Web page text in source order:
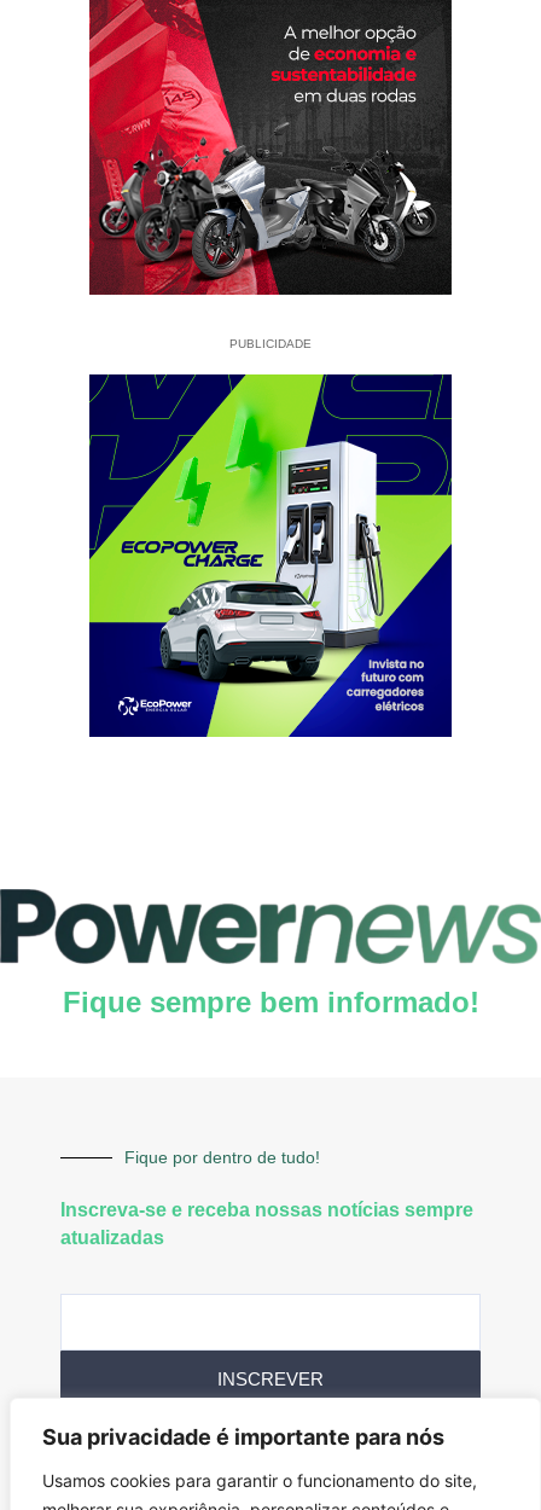
Sua privacidade é importante para nós
Usamos cookies para garantir o funcionamento do site,
PUBLICIDADE
Fique sempre bem informado!
Fique por dentro de tudo!
Inscreva-se e receba nossas notícias sempre
atualizadas
INSCREVER
Siga-nos